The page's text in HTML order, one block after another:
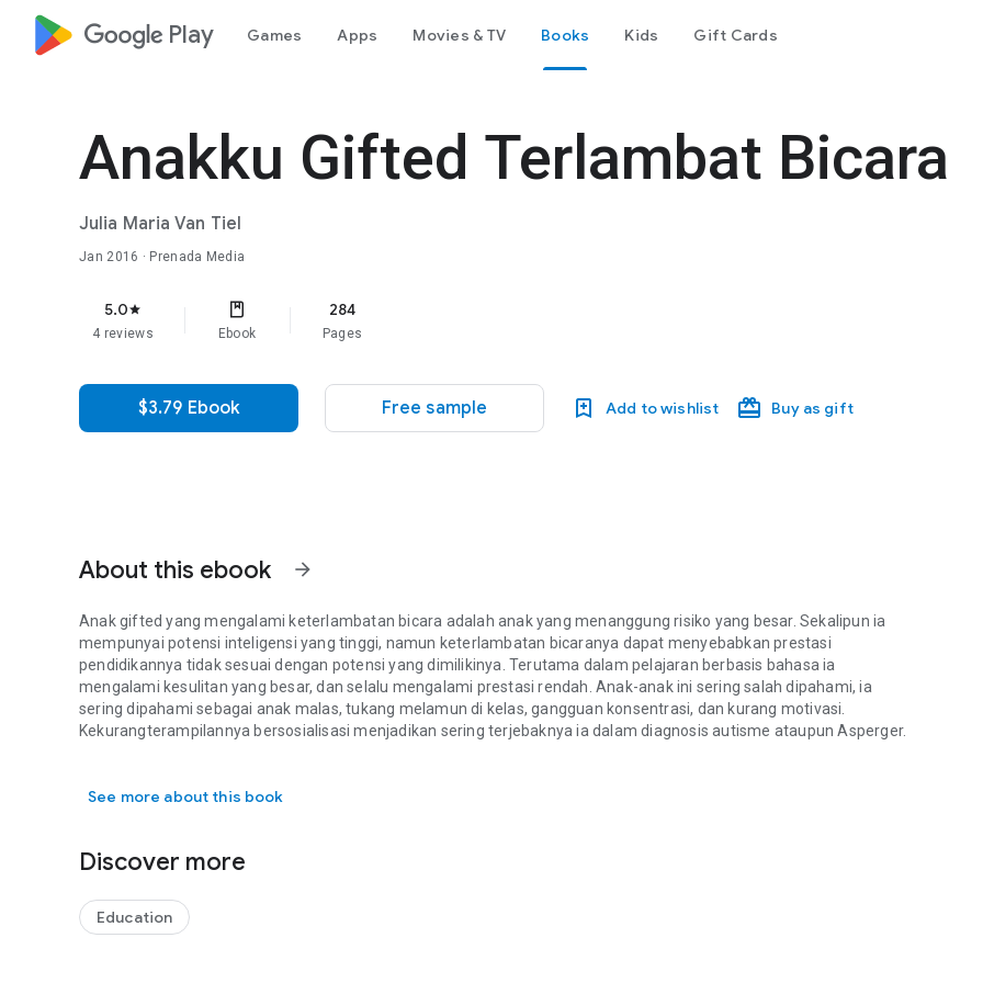
google_logo Play Games Apps Movies & TV Books Kids Gift Cards
Anakku Gifted Terlambat Bicara
Julia Maria Van Tiel
Jan 2016 · Prenada Media
5.0star
4 reviews Ebook
284
Pages
$3.79 Ebook Free sample Add to wishlist Buy as gift
About this ebook arrow_forward
Anak gifted yang mengalami keterlambatan bicara adalah anak yang menanggung risiko yang besar. Sekalipun ia
mempunyai potensi inteligensi yang tinggi, namun keterlambatan bicaranya dapat menyebabkan prestasi
pendidikannya tidak sesuai dengan potensi yang dimilikinya. Terutama dalam pelajaran berbasis bahasa ia
mengalami kesulitan yang besar, dan selalu mengalami prestasi rendah. Anak-anak ini sering salah dipahami, ia
sering dipahami sebagai anak malas, tukang melamun di kelas, gangguan konsentrasi, dan kurang motivasi.
Kekurangterampilannya bersosialisasi menjadikan sering terjebaknya ia dalam diagnosis autisme ataupun Asperger.
Buku persembahan penerbit PrenadaMedia
Anak gifted yang mengalami keterlambatan bicara adalah anak yang menanggung risiko yang besar. Sekalipun ia
See more about this book
Discover more
Education